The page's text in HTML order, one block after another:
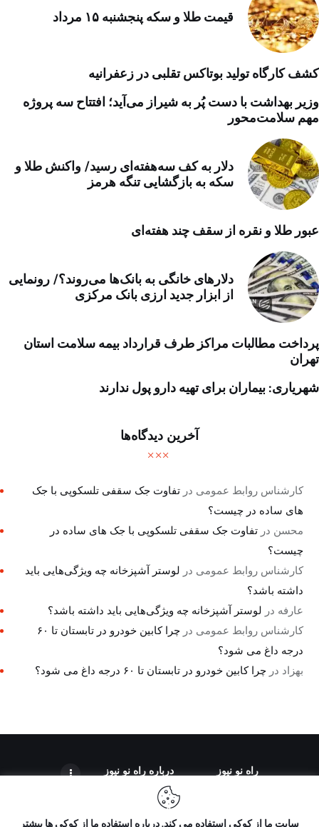
قیمت طلا و سکه پنجشنبه ۱۵ مرداد
کشف کارگاه تولید بوتاکس تقلبی در زعفرانیه
وزیر بهداشت با دست پُر به شیراز می‌آید؛ افتتاح سه پروژه
مهم سلامت‌محور
دلار به کف سه‌هفته‌ای رسید/ واکنش طلا و
سکه به بازگشایی تنگه هرمز
عبور طلا و نقره از سقف چند هفته‌ای
دلارهای خانگی به بانک‌ها می‌روند؟/ رونمایی
از ابزار جدید ارزی بانک مرکزی
پرداخت مطالبات مراکز طرف قرارداد بیمه سلامت استان
تهران
شهریاری: بیماران برای تهیه دارو پول ندارند
آخرین دیدگاه‌ها
کارشناس روابط عمومی درتفاوت جک سقفی تلسکوپی با جک
های ساده در چیست؟
محسن درتفاوت جک سقفی تلسکوپی با جک های ساده در
چیست؟
کارشناس روابط عمومی در لوستر آشپزخانه چه ویژگی‌هایی باید
داشته باشد؟
عارفه در لوستر آشپزخانه چه ویژگی‌هایی باید داشته باشد؟
کارشناس روابط عمومی در
چرا کابین خودرو در تابستان تا ۶۰
درجه داغ می شود؟
بهزاد درچرا کابین خودرو در تابستان تا ۶۰ درجه داغ می شود؟
راه نو نیوز درباره راه‌ نو نیوز
سایت ما از کوکی استفاده می کند. درباره استفاده ما از کوکی ها بیشتر